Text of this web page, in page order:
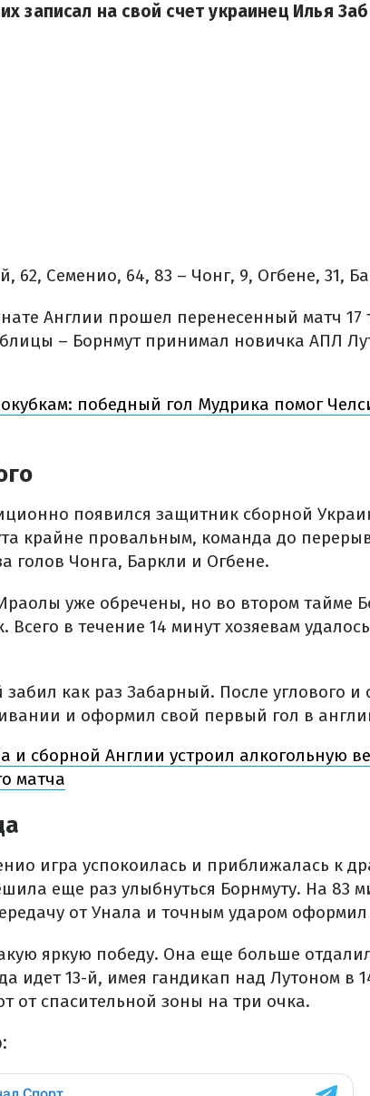
записал на свой счет украинец Илья
62, Семенио, 64, 83 – Чонг, 9, Огбене, 31,
Англии прошел перенесенный матч 17
– Борнмут принимал новичка АПЛ
победный гол Мудрика помог
появился защитник сборной
крайне провальным, команда до
голов Чонга, Баркли и Огбене.
уже обречены, но во втором тайме
в течение 14 минут хозяевам
как раз Забарный. После углового и
и оформил свой первый гол в
и сборной Англии устроил алкогольную
матча
игра успокоилась и приближалась к
еще раз улыбнуться Борнмуту. На 83
от Унала и точным ударом оформил
яркую победу. Она еще больше
идет 13-й, имея гандикап над Лутоном в
от спасительной зоны на три очка.